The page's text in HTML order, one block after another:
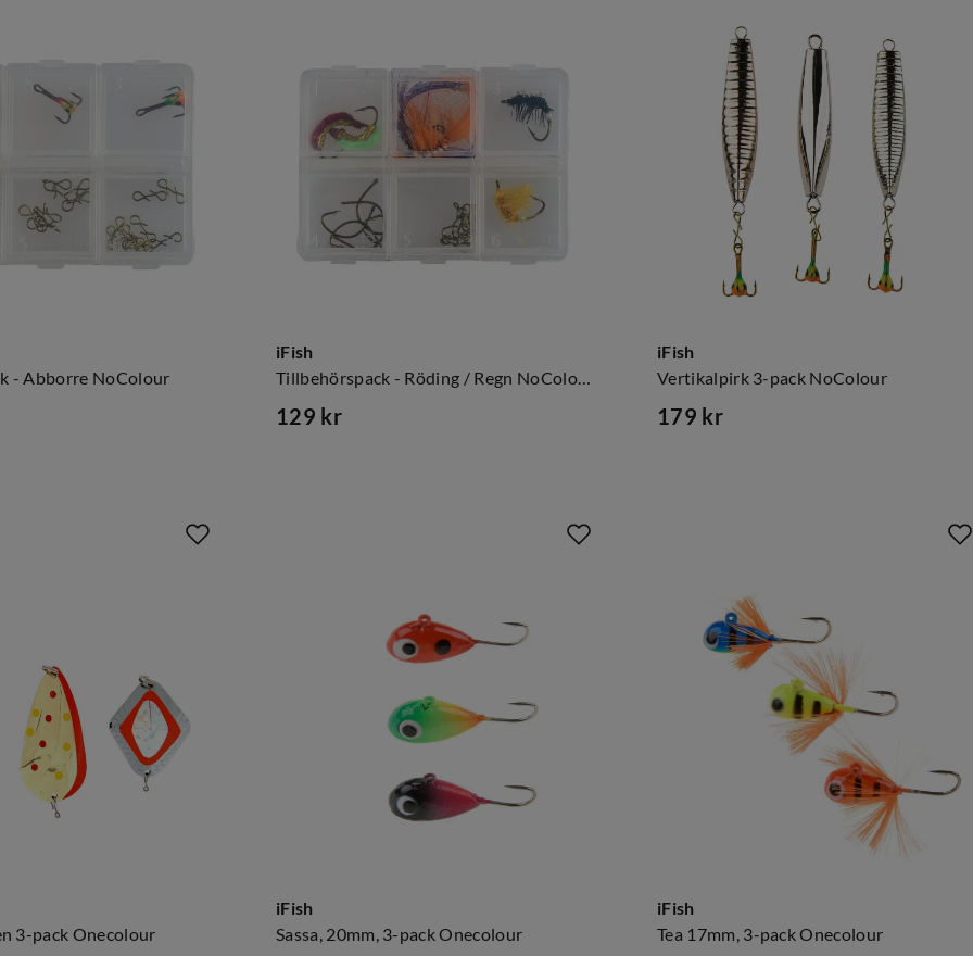
- Abborre NoColour
iFish
Tillbehörspack - Röding / Regn NoColour
129 kr
iFish
Vertikalpirk 3-pack NoColour
179 kr
3-pack Onecolour
iFish
Sassa, 20mm, 3-pack Onecolour
iFish
Tea 17mm, 3-pack Onecolour